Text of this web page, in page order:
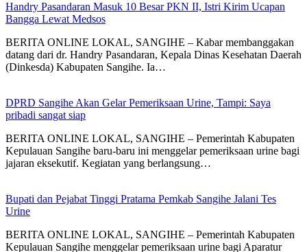
Handry Pasandaran Masuk 10 Besar PKN II, Istri Kirim Ucapan
Bangga Lewat Medsos
BERITA ONLINE LOKAL, SANGIHE – Kabar membanggakan
datang dari dr. Handry Pasandaran, Kepala Dinas Kesehatan Daerah
(Dinkesda) Kabupaten Sangihe. Ia…
DPRD Sangihe Akan Gelar Pemeriksaan Urine, Tampi: Saya
pribadi sangat siap
BERITA ONLINE LOKAL, SANGIHE – Pemerintah Kabupaten
Kepulauan Sangihe baru-baru ini menggelar pemeriksaan urine bagi
jajaran eksekutif. Kegiatan yang berlangsung…
Bupati dan Pejabat Tinggi Pratama Pemkab Sangihe Jalani Tes
Urine
BERITA ONLINE LOKAL, SANGIHE – Pemerintah Kabupaten
Kepulauan Sangihe menggelar pemeriksaan urine bagi Aparatur